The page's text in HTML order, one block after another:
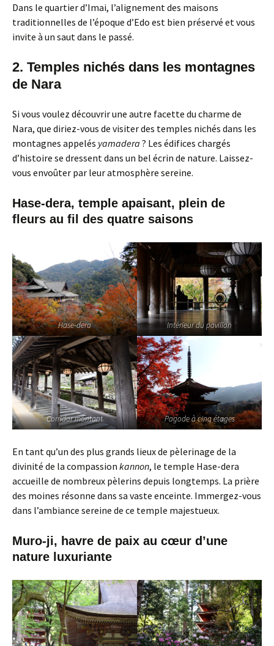
Dans le quartier d’Imai, l’alignement des maisons
traditionnelles de l’époque d’Edo est bien préservé et vous
invite à un saut dans le passé.
2. Temples nichés dans les montagnes
de Nara
Si vous voulez découvrir une autre facette du charme de
Nara, que diriez-vous de visiter des temples nichés dans les
montagnes appelés yamadera ? Les édifices chargés
d’histoire se dressent dans un bel écrin de nature. Laissez-
vous envoûter par leur atmosphère sereine.
Hase-dera, temple apaisant, plein de
fleurs au fil des quatre saisons
Hase-dera Intérieur du pavillon
Corridor montant Pagode à cinq étages
En tant qu’un des plus grands lieux de pèlerinage de la
divinité de la compassion kannon, le temple Hase-dera
accueille de nombreux pèlerins depuis longtemps. La prière
des moines résonne dans sa vaste enceinte. Immergez-vous
dans l’ambiance sereine de ce temple majestueux.
Muro-ji, havre de paix au cœur d’une
nature luxuriante